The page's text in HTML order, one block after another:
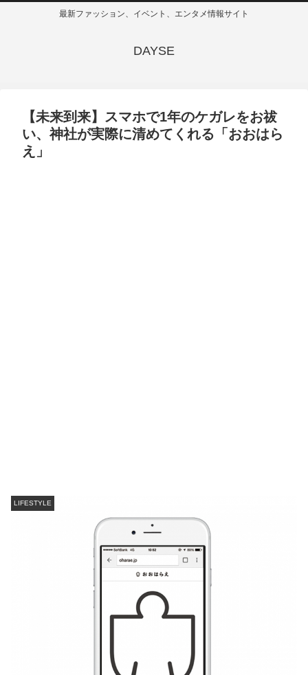
最新ファッション、イベント、エンタメ情報サイト
DAYSE
【未来到来】スマホで1年のケガレをお祓
い、神社が実際に清めてくれる「おおはら
え」
LIFESTYLE